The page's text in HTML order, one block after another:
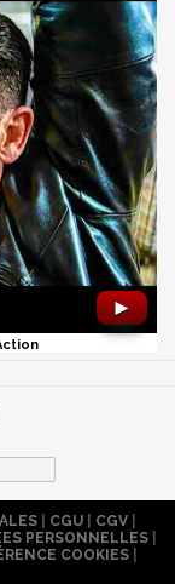
►
| CGU| CGV|
PERSONNELLES
COOKIES